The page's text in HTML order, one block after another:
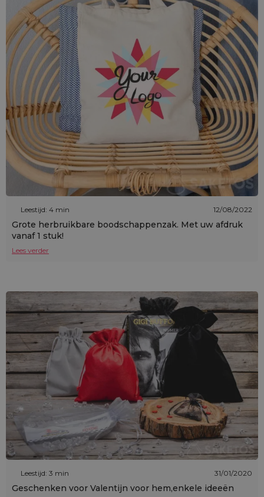
Leestijd: 4 min 12/08/2022
Grote herbruikbare boodschappenzak. Met uw afdruk
vanaf 1 stuk!
Lees verder
Leestijd: 3 min 31/01/2020
Geschenken voor Valentijn voor hem,enkele ideeën